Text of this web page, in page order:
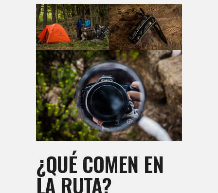
¿QUÉ COMEN EN
LA RUTA?